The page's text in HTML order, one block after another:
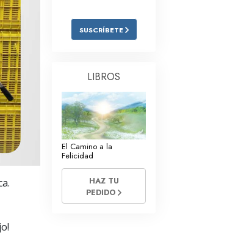
Respuestas a las Drogas
Los Niños
Herramientas para el Entorno Laboral
La Ética y las
Condiciones
La Causa de la Supresión
Investigaciones
Los Fundamentos de la Organización
Los Fundamentos de las Relaciones
SUSCRÍBETE
LIBROS
El Camino a la
Felicidad
HAZ TU
PEDIDO